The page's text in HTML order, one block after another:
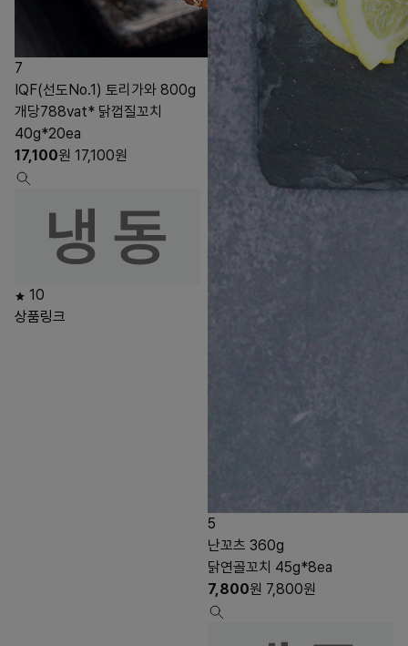
7
IQF(선도No.1) 토리가와 800g
개당788vat* 닭껍질꼬치
40g*20ea
17,100원 17,100원
10
상품링크
5
난꼬츠 360g
닭연골꼬치 45g*8ea
7,800원 7,800원